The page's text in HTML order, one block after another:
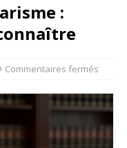
:
Commentaires fermés